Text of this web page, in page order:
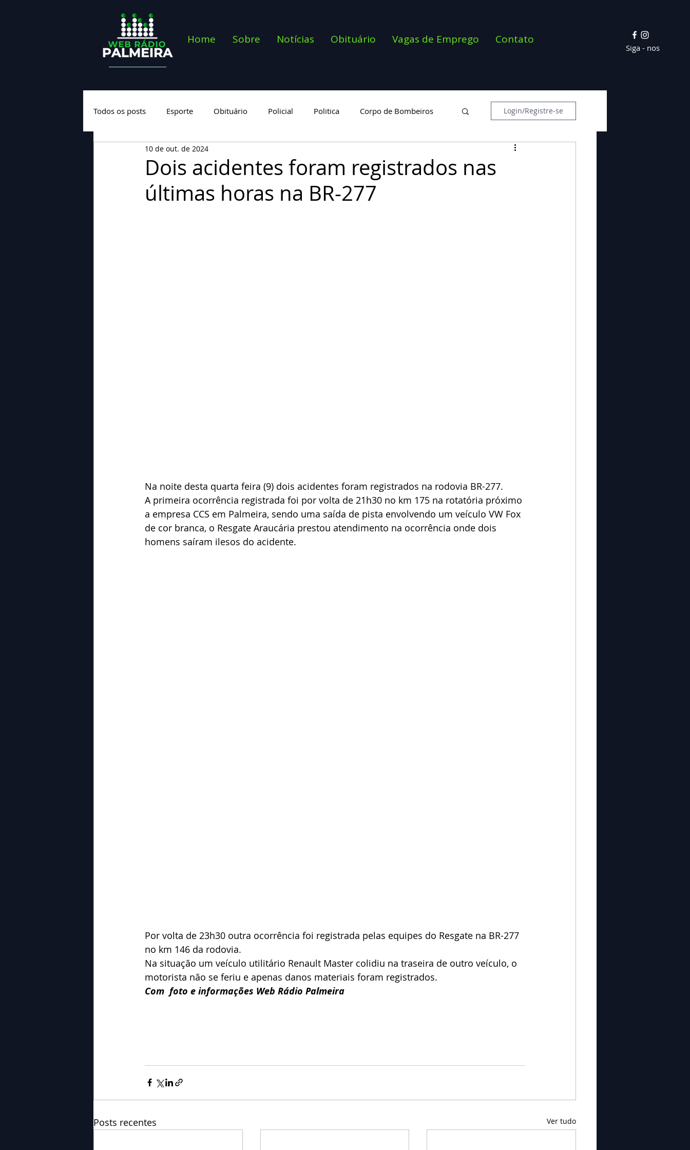
Home Sobre Notícias Obituário Vagas de Emprego Contato
Siga - nos
Todos os posts Esporte Obituário Policial Politica Corpo de Bombeiros
Geral Nova categoria
Login/Registre-se
Dois acidentes foram registrados nas
últimas horas na BR-277
10 de out. de 2024
Na noite desta quarta feira (9) dois acidentes foram registrados na rodovia BR-277.
A primeira ocorrência registrada foi por volta de 21h30 no km 175 na rotatória próximo
a empresa CCS em Palmeira, sendo uma saída de pista envolvendo um veículo VW Fox
de cor branca, o Resgate Araucária prestou atendimento na ocorrência onde dois
homens saíram ilesos do acidente.
Por volta de 23h30 outra ocorrência foi registrada pelas equipes do Resgate na BR-277
no km 146 da rodovia.
Na situação um veículo utilitário Renault Master colidiu na traseira de outro veículo, o
motorista não se feriu e apenas danos materiais foram registrados.
Com  foto e informações Web Rádio Palmeira
Posts recentes Ver tudo